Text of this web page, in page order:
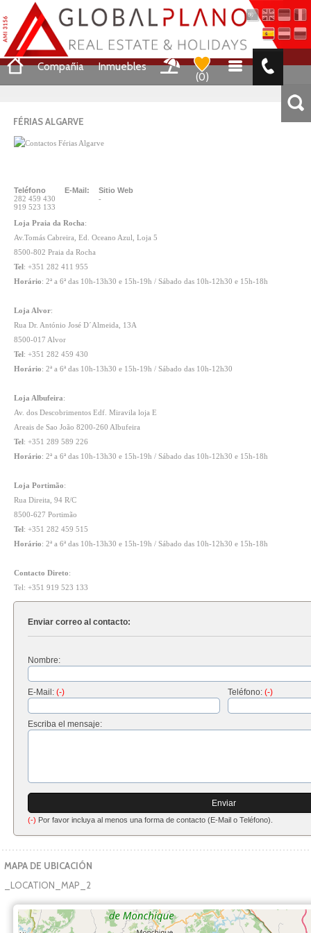
Compañia
Inmuebles
(0)
FÉRIAS ALGARVE
Teléfono
282 459 430
919 523 133
E-Mail:
Sitio Web
-
Loja Praia da Rocha:
Av.Tomás Cabreira, Ed. Oceano Azul, Loja 5
8500-802 Praia da Rocha
Tel: +351 282 411 955
Horário: 2ª a 6ª das 10h-13h30 e 15h-19h / Sábado das 10h-12h30 e 15h-18h
Loja Alvor:
Rua Dr. António José D´Almeida, 13A
8500-017 Alvor
Tel: +351 282 459 430
Horário: 2ª a 6ª das 10h-13h30 e 15h-19h / Sábado das 10h-12h30
Loja Albufeira:
Av. dos Descobrimentos Edf. Miravila loja E
Areais de Sao João 8200-260 Albufeira
Tel: +351 289 589 226
Horário: 2ª a 6ª das 10h-13h30 e 15h-19h / Sábado das 10h-12h30 e 15h-18h
Loja Portimão:
Rua Direita, 94 R/C
8500-627 Portimão
Tel: +351 282 459 515
Horário: 2ª a 6ª das 10h-13h30 e 15h-19h / Sábado das 10h-12h30 e 15h-18h
Contacto Direto:
Tel: +351 919 523 133
Enviar correo al contacto:
Nombre:
E-Mail: (-) Teléfono: (-)
Escriba el mensaje:
(-) Por favor incluya al menos una forma de contacto (E-Mail o Teléfono).
MAPA DE UBICACIÓN
_LOCATION_MAP_2